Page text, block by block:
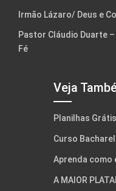
Irmão Lázaro/ Deus e
Pastor Cláudio Duarte
Fé
Veja
Planilhas
Curso
Aprenda como
A MAIOR